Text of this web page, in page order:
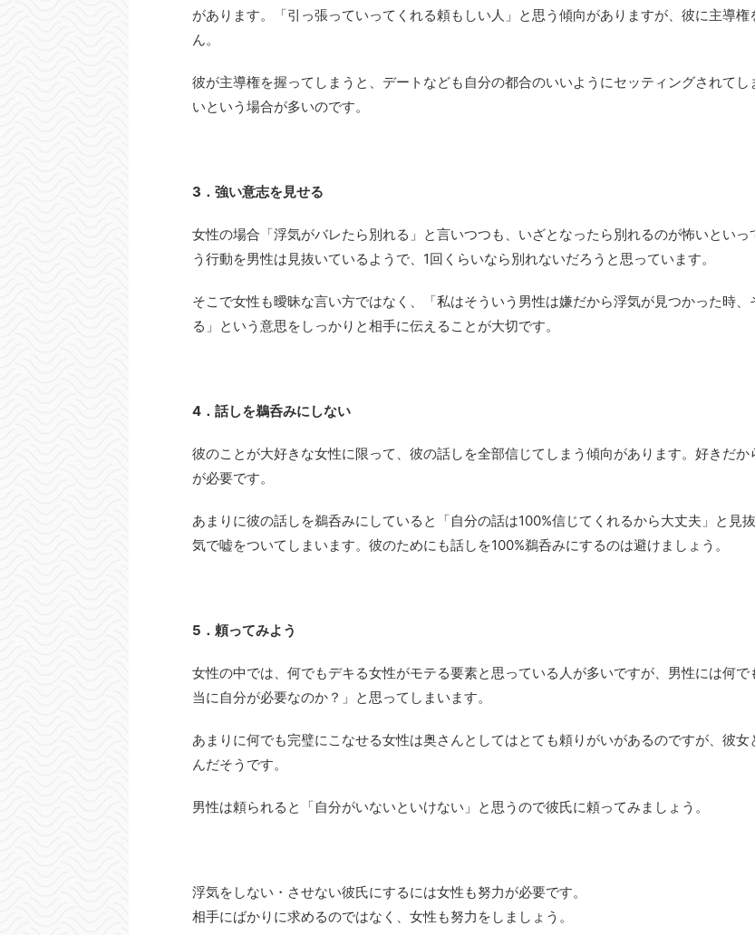
があります。「引っ張っていってくれる頼もしい人」と思う傾向がありますが、彼に主導
ん。
彼が主導権を握ってしまうと、デートなども自分の都合のいいようにセッティングされて
いという場合が多いのです。
3．強い意志を見せる
女性の場合「浮気がバレたら別れる」と言いつつも、いざとなったら別れるのが怖いとい
う行動を男性は見抜いているようで、1回くらいなら別れないだろうと思っています。
そこで女性も曖昧な言い方ではなく、「私はそういう男性は嫌だから浮気が見つかった時
る」という意思をしっかりと相手に伝えることが大切です。
4．話しを鵜呑みにしない
彼のことが大好きな女性に限って、彼の話しを全部信じてしまう傾向があります。好きだ
が必要です。
あまりに彼の話しを鵜呑みにしていると「自分の話は100%信じてくれるから大丈夫」と見
気で嘘をついてしまいます。彼のためにも話しを100%鵜呑みにするのは避けましょう。
5．頼ってみよう
女性の中では、何でもデキる女性がモテる要素と思っている人が多いですが、男性には何
当に自分が必要なのか？」と思ってしまいます。
あまりに何でも完璧にこなせる女性は奥さんとしてはとても頼りがいがあるのですが、彼
んだそうです。
男性は頼られると「自分がいないといけない」と思うので彼氏に頼ってみましょう。
浮気をしない・させない彼氏にするには女性も努力が必要です。
相手にばかりに求めるのではなく、女性も努力をしましょう。